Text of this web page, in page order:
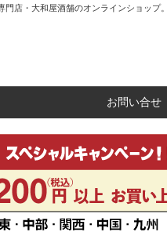
門店・大和屋酒舗のオンラインショップ
お問い合せ